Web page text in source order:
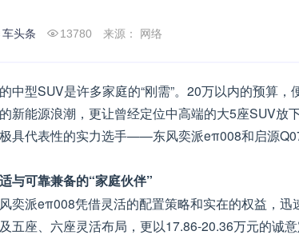
车头条 13780 来源： 网络
中型SUV是许多家庭的“刚需”。20万以内的预算
新能源浪潮，更让曾经定位中高端的大5座SUV放
具代表性的实力选手——东风奕派eπ008和启源
与可靠兼备的“家庭伙伴”
奕派eπ008凭借灵活的配置策略和实在的权益，
五座、六座灵活布局，更以17.86-20.36万元的诚